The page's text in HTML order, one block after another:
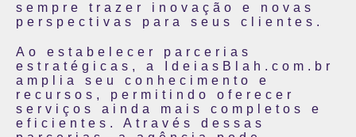
sempre trazer inovação e novas
perspectivas para seus clientes.
Ao estabelecer parcerias
estratégicas, a IdeiasBlah.com.br
amplia seu conhecimento e
recursos, permitindo oferecer
serviços ainda mais completos e
eficientes. Através dessas